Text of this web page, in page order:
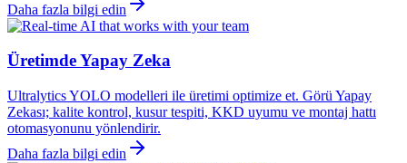
Daha fazla bilgi edin
Üretimde Yapay Zeka
Ultralytics YOLO modelleri ile üretimi optimize et. Görü Yapay
Zekası; kalite kontrol, kusur tespiti, KKD uyumu ve montaj hattı
otomasyonunu yönlendirir.
Daha fazla bilgi edin